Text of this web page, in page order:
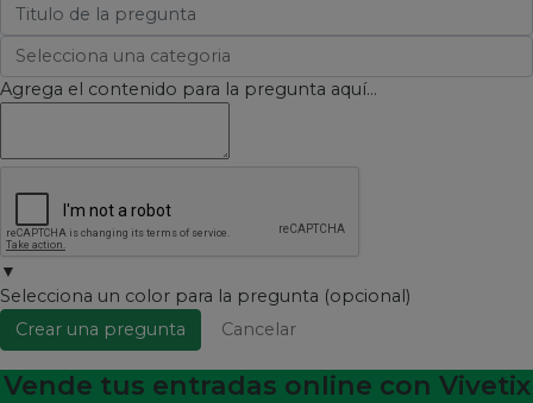
Agrega el contenido para la pregunta aquí...
▼
Selecciona un color para la pregunta (opcional)
Crear una pregunta
Cancelar
Vende tus entradas online con Vivetix